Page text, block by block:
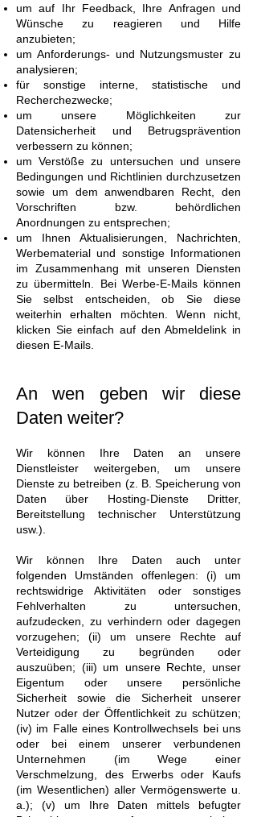
um auf Ihr Feedback, Ihre Anfragen und
Wünsche zu reagieren und Hilfe
anzubieten;
um Anforderungs- und Nutzungsmuster zu
analysieren;
für sonstige interne, statistische und
Recherchezwecke;
um unsere Möglichkeiten zur
Datensicherheit und Betrugsprävention
verbessern zu können;
um Verstöße zu untersuchen und unsere
Bedingungen und Richtlinien durchzusetzen
sowie um dem anwendbaren Recht, den
Vorschriften bzw. behördlichen
Anordnungen zu entsprechen;
um Ihnen Aktualisierungen, Nachrichten,
Werbematerial und sonstige Informationen
im Zusammenhang mit unseren Diensten
zu übermitteln. Bei Werbe-E-Mails können
Sie selbst entscheiden, ob Sie diese
weiterhin erhalten möchten. Wenn nicht,
klicken Sie einfach auf den Abmeldelink in
diesen E-Mails.
An wen geben wir diese
Daten weiter?
Wir können Ihre Daten an unsere
Dienstleister weitergeben, um unsere
Dienste zu betreiben (z. B. Speicherung von
Daten über Hosting-Dienste Dritter,
Bereitstellung technischer Unterstützung
usw.).
Wir können Ihre Daten auch unter
folgenden Umständen offenlegen: (i) um
rechtswidrige Aktivitäten oder sonstiges
Fehlverhalten zu untersuchen,
aufzudecken, zu verhindern oder dagegen
vorzugehen; (ii) um unsere Rechte auf
Verteidigung zu begründen oder
auszuüben; (iii) um unsere Rechte, unser
Eigentum oder unsere persönliche
Sicherheit sowie die Sicherheit unserer
Nutzer oder der Öffentlichkeit zu schützen;
(iv) im Falle eines Kontrollwechsels bei uns
oder bei einem unserer verbundenen
Unternehmen (im Wege einer
Verschmelzung, des Erwerbs oder Kaufs
(im Wesentlichen) aller Vermögenswerte u.
a.); (v) um Ihre Daten mittels befugter